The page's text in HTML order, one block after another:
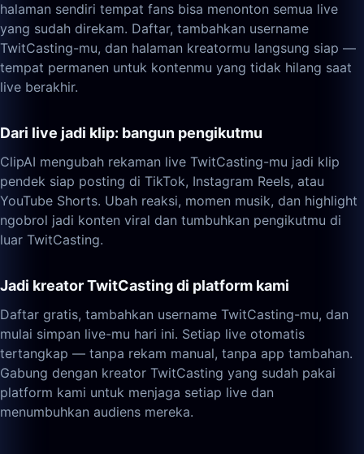
halaman sendiri tempat fans bisa menonton semua live
yang sudah direkam. Daftar, tambahkan username
TwitCasting-mu, dan halaman kreatormu langsung siap —
tempat permanen untuk kontenmu yang tidak hilang saat
live berakhir.
Dari live jadi klip: bangun pengikutmu
ClipAI mengubah rekaman live TwitCasting-mu jadi klip
pendek siap posting di TikTok, Instagram Reels, atau
YouTube Shorts. Ubah reaksi, momen musik, dan highlight
ngobrol jadi konten viral dan tumbuhkan pengikutmu di
luar TwitCasting.
Jadi kreator TwitCasting di platform kami
Daftar gratis, tambahkan username TwitCasting-mu, dan
mulai simpan live-mu hari ini. Setiap live otomatis
tertangkap — tanpa rekam manual, tanpa app tambahan.
Gabung dengan kreator TwitCasting yang sudah pakai
platform kami untuk menjaga setiap live dan
menumbuhkan audiens mereka.